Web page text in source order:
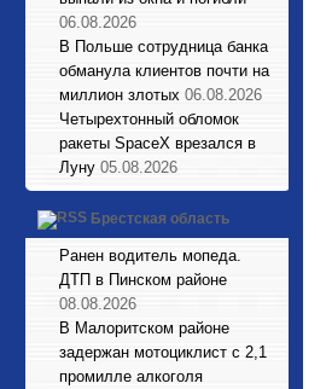
06.08.2026
В Польше сотрудница банка
обманула клиентов почти на
миллион злотых 06.08.2026
Четырехтонный обломок
ракеты SpaceX врезался в
Луну 05.08.2026
Брестская область
Ранен водитель мопеда.
ДТП в Пинском районе
08.08.2026
В Малоритском районе
задержан мотоциклист с 2,1
промилле алкоголя